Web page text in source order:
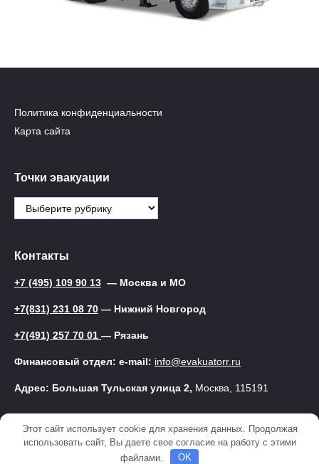
Политика конфиденциальности
Карта сайта
Точки эвакуации
Точки
эвакуации
Контакты
+7 (495) 109 90 13 — Москва и МО
+7(831) 231 08 70 — Нижний Новгород
+7(491) 257 70 01 — Рязань
Финансовый отдел: e-mail: info@evakuatorr.ru
Адрес: Большая Тульская улица 2, Москва, 115191
© 2025 Эвакуатор
Этот сайт использует cookie для хранения данных. Продолжая
использовать сайт, Вы даете свое согласие на работу с этими
файлами.
OK